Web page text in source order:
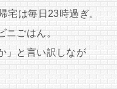
宅は毎日23時過ぎ。
ニごはん。
」と言い訳しなが